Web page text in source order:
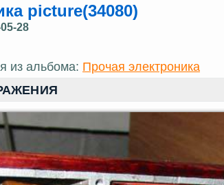
picture(34080)
28
из альбома: Прочая электроника